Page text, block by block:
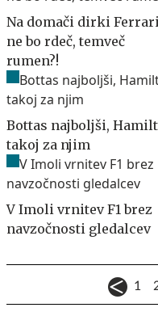
Na domači dirki Ferrari
ne bo rdeč, temveč
rumen?!
Bottas najboljši,
takoj za njim
V Imoli vrnitev F1 brez
navzočnosti gledalcev
1